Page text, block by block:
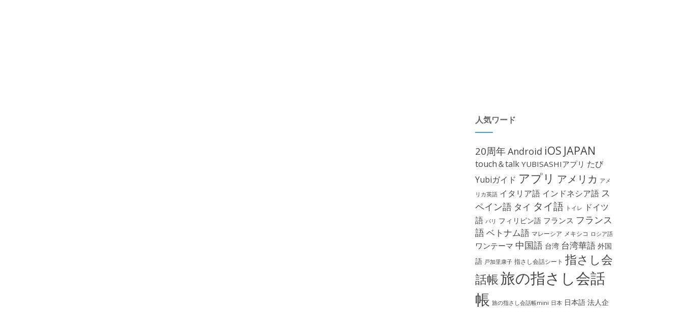
人気ワード
20周年Android iOS JAPAN
touch＆talk YUBISASHIアプリ たび
Yubiガイド アプリ アメリカ アメ
リカ英語 イタリア語 インドネシア語 ス
ペイン語 タイ タイ語 トイレ
ドイツ
語 パリ フィリピン語 フランス フランス
語ベトナム語 マレーシア メキシコ ロシア語
ワンテーマ 中国語 台湾 台湾華語 外国
語 戸加里康子 指さし会話シート 指さし会
話帳旅の指さし会話
帳 旅の指さし会話帳mini 日本 日本語 法人企